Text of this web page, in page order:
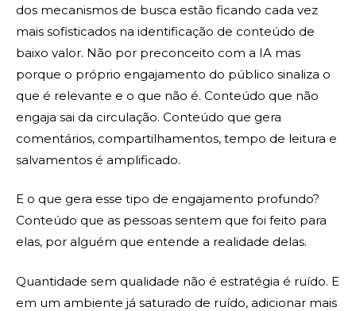
dos mecanismos de busca estão ficando cada vez
mais sofisticados na identificação de conteúdo de
baixo valor. Não por preconceito com a IA mas
porque o próprio engajamento do público sinaliza o
que é relevante e o que não é. Conteúdo que não
engaja sai da circulação. Conteúdo que gera
comentários, compartilhamentos, tempo de leitura e
salvamentos é amplificado.
E o que gera esse tipo de engajamento profundo?
Conteúdo que as pessoas sentem que foi feito para
elas, por alguém que entende a realidade delas.
Quantidade sem qualidade não é estratégia é ruído. E
em um ambiente já saturado de ruído, adicionar mais